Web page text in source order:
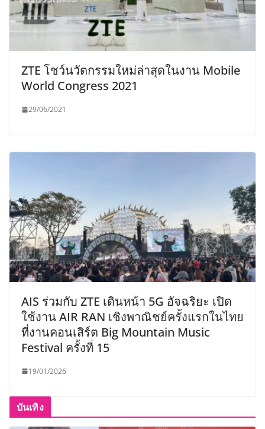
ZTE โชว์นวัตกรรมใหม่ล่าสุดในงาน Mobile
World Congress 2021
29/06/2021
AIS ร่วมกับ ZTE เดินหน้า 5G อัจฉริยะ เปิด
ใช้งาน AIR RAN เชิงพาณิชย์ครั้งแรกในไทย
ที่งานคอนเสิร์ต Big Mountain Music
Festival ครั้งที่ 15
19/01/2026
บันเทิง